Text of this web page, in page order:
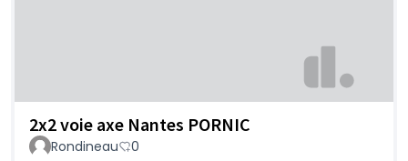
2x2 voie axe Nantes PORNIC
Rondineau 0